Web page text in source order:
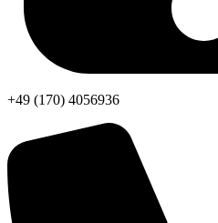
+49 (170) 4056936